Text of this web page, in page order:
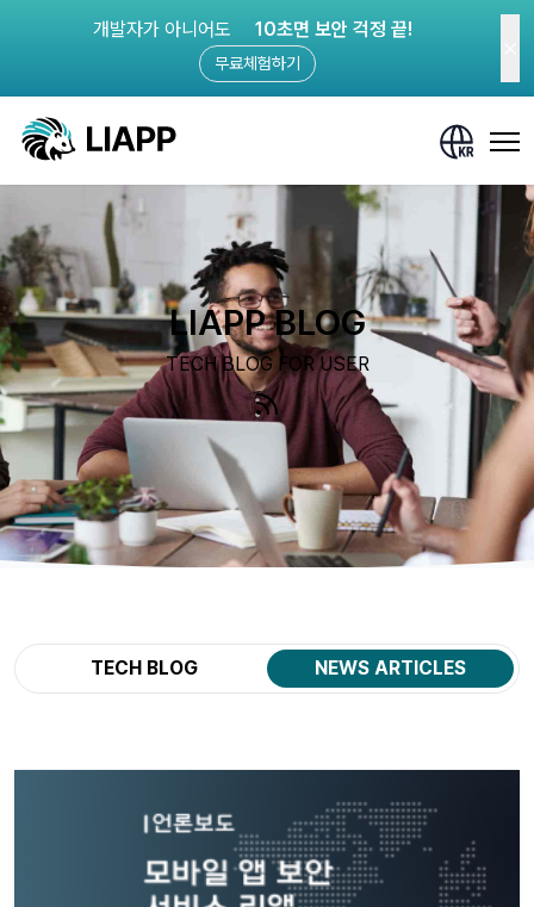
개발자가 아니어도 10초면 보안 걱정 끝!
무료체험하기
LIAPP BLOG
TECH BLOG FOR USER
TECH BLOG NEWS ARTICLES